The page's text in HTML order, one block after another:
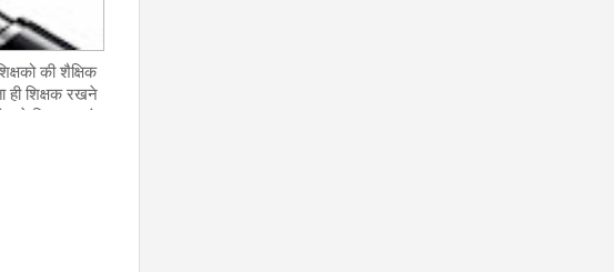
की शैक्षिक
ही शिक्षक रखने
से दिए गए जांच